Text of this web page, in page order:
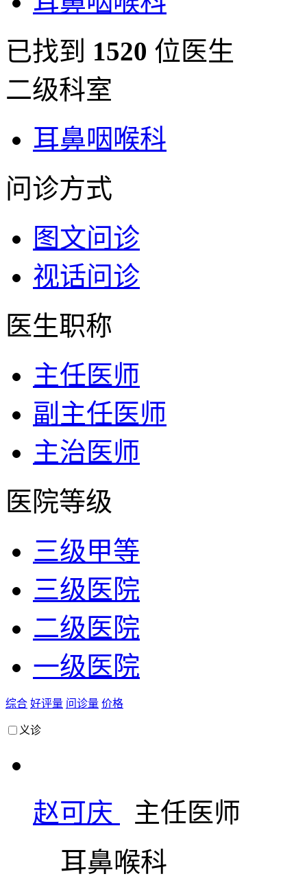
已找到 1520 位医生
二级科室
耳鼻咽喉科
问诊方式
图文问诊
视话问诊
医生职称
主任医师
副主任医师
主治医师
医院等级
三级甲等
三级医院
二级医院
一级医院
综合 好评量 问诊量 价格
义诊
赵可庆
主任医师
耳鼻喉科